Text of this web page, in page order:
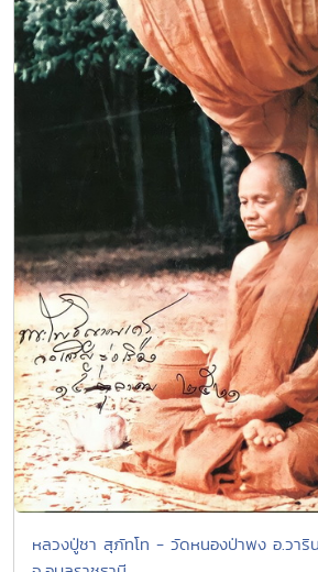
หลวงปู่ชา สุภัทโท - วัดหนองป่าพง อ.วาริ